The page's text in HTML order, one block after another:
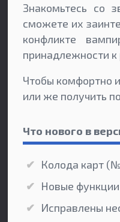
Знакомьтесь со
сможете их
конфликте
принадлежности
Чтобы комфортно
или же получить
Что нового в
Колода карт
Новые
Исправлены